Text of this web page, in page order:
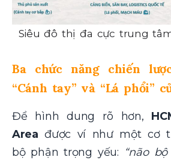
Siêu đô thị đa cực trung
Ba chức năng chiến
“Cánh tay” và “Lá phổi”
Để hình dung rõ hơn,
Area được ví như một cơ
bộ phận trọng yếu: “não